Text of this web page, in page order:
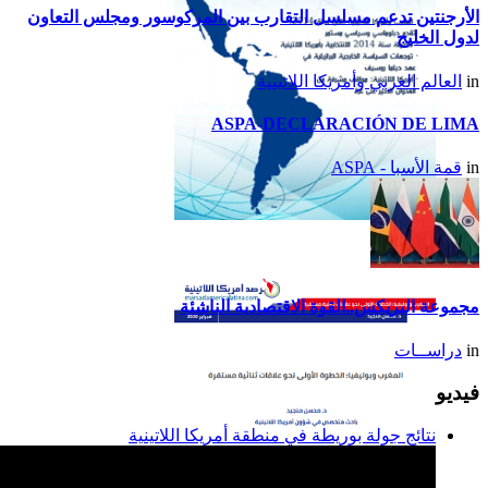
تقرير أمريكا اللاتينية لسنة
2014
الأرجنتين تدعم مسلسل التقارب بين المركوسور ومجلس التعاون
لدول الخليج
in العالم العربي وأمريكا اللاتينية
ASPA-DECLARACIÓN DE LIMA
in قمة الأسبا - ASPA
مجموعة البريكس..القوة الاقتصادية الناشئة
in دراســات
فيديو
نتائج جولة بوريطة في منطقة أمريكا اللاتينية